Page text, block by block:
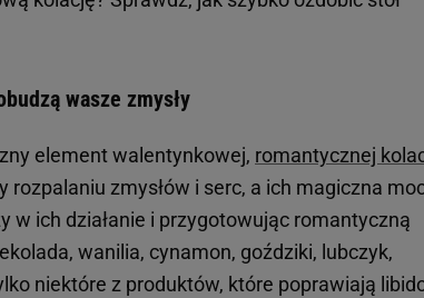
wasze zmysły
element walentynkowej, romantycznej
rozpalaniu zmysłów i serc, a ich magiczna
w ich działanie i przygotowując romantyczną
wanilia, cynamon, goździki, lubczyk,
niektóre z produktów, które poprawiają